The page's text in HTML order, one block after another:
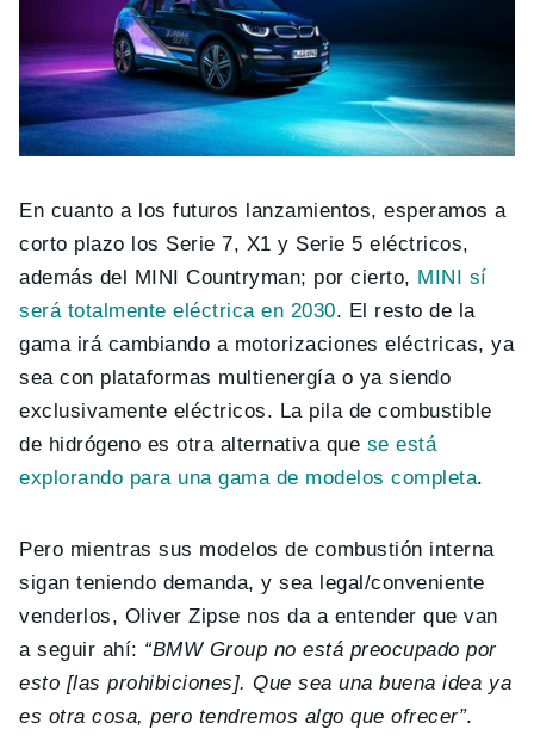
En cuanto a los futuros lanzamientos, esperamos a
corto plazo los Serie 7, X1 y Serie 5 eléctricos,
además del MINI Countryman; por cierto, MINI sí
será totalmente eléctrica en 2030. El resto de la
gama irá cambiando a motorizaciones eléctricas, ya
sea con plataformas multienergía o ya siendo
exclusivamente eléctricos. La pila de combustible
de hidrógeno es otra alternativa que se está
explorando para una gama de modelos completa.
Pero mientras sus modelos de combustión interna
sigan teniendo demanda, y sea legal/conveniente
venderlos, Oliver Zipse nos da a entender que van
a seguir ahí: “BMW Group no está preocupado por
esto [las prohibiciones]. Que sea una buena idea ya
es otra cosa, pero tendremos algo que ofrecer”.